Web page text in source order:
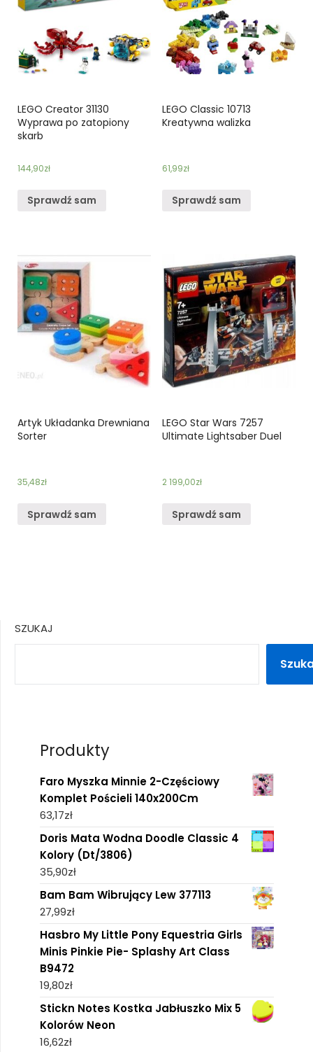
LEGO Creator 31130
Wyprawa po zatopiony
skarb
144,90zł
Sprawdź sam
LEGO Classic 10713
Kreatywna walizka
61,99zł
Sprawdź sam
Artyk Układanka Drewniana
Sorter
35,48zł
Sprawdź sam
LEGO Star Wars 7257
Ultimate Lightsaber Duel
2 199,00zł
Sprawdź sam
SZUKAJ
Produkty
Faro Myszka Minnie 2-Częściowy
Komplet Pościeli 140x200Cm
63,17zł
Doris Mata Wodna Doodle Classic 4
Kolory (Dt/3806)
35,90zł
Bam Bam Wibrujący Lew 377113
27,99zł
Hasbro My Little Pony Equestria Girls
Minis Pinkie Pie- Splashy Art Class
B9472
19,80zł
Stickn Notes Kostka Jabłuszko Mix 5
Kolorów Neon
16,62zł